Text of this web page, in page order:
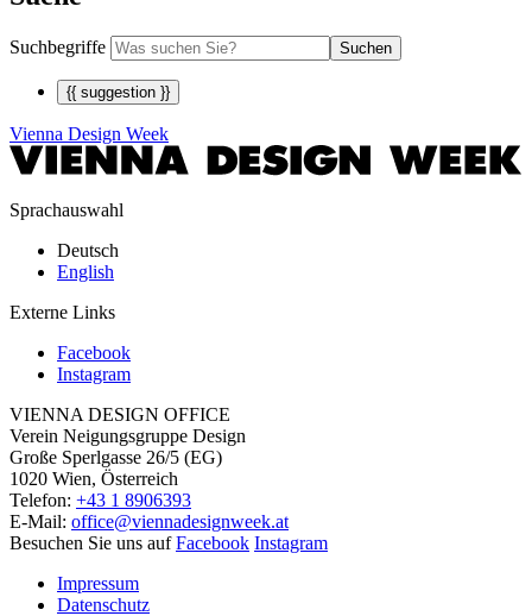
Suchbegriffe Suchen
{{ suggestion }}
Vienna Design Week
Sprachauswahl
Deutsch
English
Externe Links
Facebook
Instagram
VIENNA DESIGN OFFICE
Verein Neigungsgruppe Design
Große Sperlgasse 26/5 (EG)
1020 Wien, Österreich
Telefon: +43 1 8906393
E-Mail: office@viennadesignweek.at
Besuchen Sie uns aufFacebook Instagram
Impressum
Datenschutz